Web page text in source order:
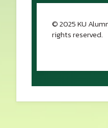
© 2025 KU
rights reserved.